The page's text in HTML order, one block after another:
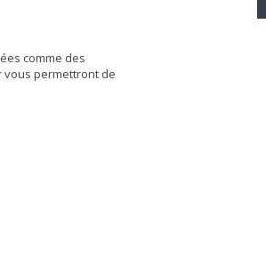
comme des
vous permettront de